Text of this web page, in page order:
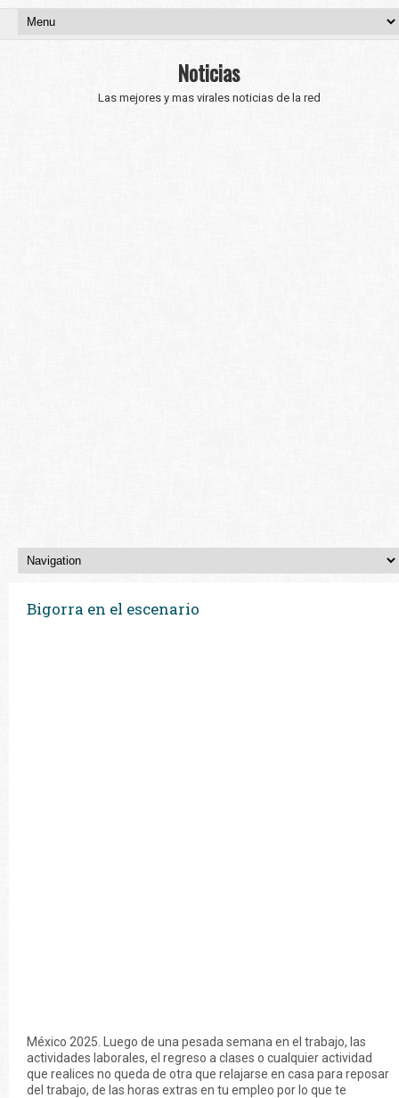
Noticias
Las mejores y mas virales noticias de la red
Bigorra en el escenario
México 2025. Luego de una pesada semana en el trabajo, las
actividades laborales, el regreso a clases o cualquier actividad
que realices no queda de otra que relajarse en casa para reposar
del trabajo, de las horas extras en tu empleo por lo que te